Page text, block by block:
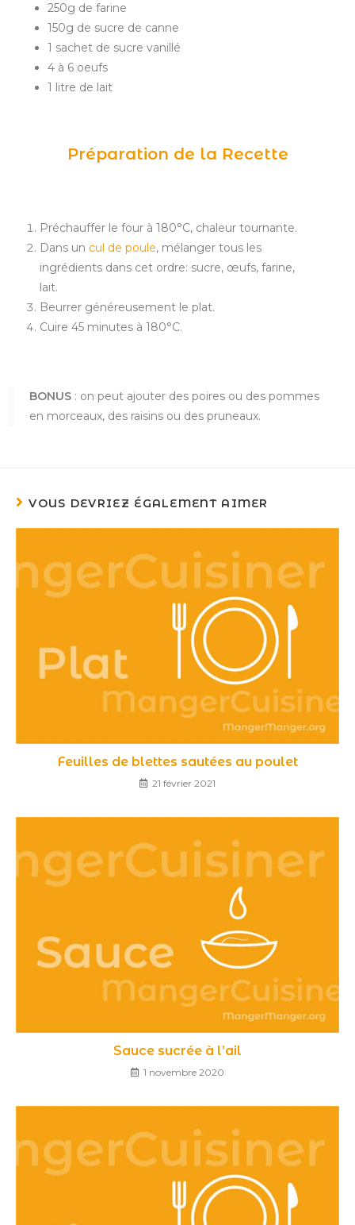
250g de farine
150g de sucre de canne
1 sachet de sucre vanillé
4 à 6 oeufs
1 litre de lait
Préparation de la Recette
Préchauffer le four à 180°C, chaleur tournante.
Dans un cul de poule, mélanger tous les
ingrédients dans cet ordre: sucre, œufs, farine,
lait.
Beurrer généreusement le plat.
Cuire 45 minutes à 180°C.
BONUS : on peut ajouter des poires ou des pommes
en morceaux, des raisins ou des pruneaux.
VOUS DEVRIEZ ÉGALEMENT AIMER
Feuilles de blettes sautées au poulet
21 février 2021
Sauce sucrée à l’ail
1 novembre 2020